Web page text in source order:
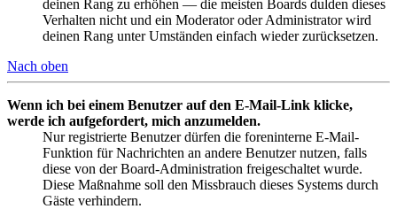
deinen Rang zu erhöhen — die meisten Boards dulden dieses
Verhalten nicht und ein Moderator oder Administrator wird
deinen Rang unter Umständen einfach wieder zurücksetzen.
Nach oben
Wenn ich bei einem Benutzer auf den E-Mail-Link klicke,
werde ich aufgefordert, mich anzumelden.
Nur registrierte Benutzer dürfen die foreninterne E-Mail-
Funktion für Nachrichten an andere Benutzer nutzen, falls
diese von der Board-Administration freigeschaltet wurde.
Diese Maßnahme soll den Missbrauch dieses Systems durch
Gäste verhindern.